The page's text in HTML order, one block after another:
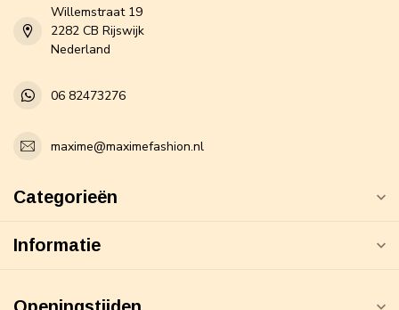
Willemstraat 19
2282 CB Rijswijk
Nederland
06 82473276
maxime@maximefashion.nl
Categorieën
Informatie